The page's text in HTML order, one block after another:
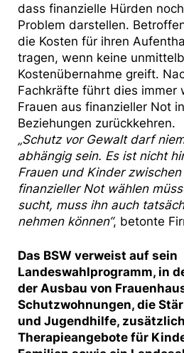
dass finanzielle Hürden
Problem darstellen.
die Kosten für ihren
tragen, wenn keine
Kostenübernahme greift.
Fachkräfte führt dies immer
Frauen aus finanzieller Not
Beziehungen zurückkehren.
„Schutz vor Gewalt darf
abhängig sein. Es ist nicht
Frauen und Kinder
finanzieller Not wählen
sucht, muss ihn auch
nehmen können“, betonte
Das BSW verweist auf sein
Landeswahlprogramm, in
der Ausbau von
Schutzwohnungen, die
und Jugendhilfe,
Therapieangebote für